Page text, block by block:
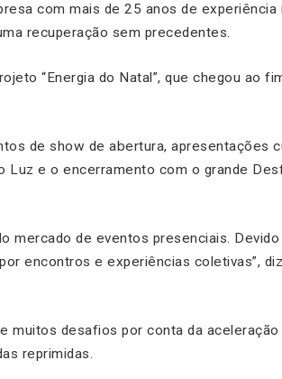
com mais de 25 anos de experiência
recuperação sem precedentes.
“Energia do Natal”, que chegou ao
de show de abertura, apresentações
e o encerramento com o grande
mercado de eventos presenciais.
encontros e experiências coletivas”, diz
muitos desafios por conta da aceleração
reprimidas.